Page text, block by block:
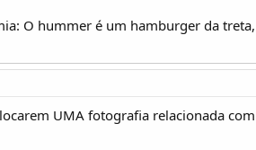
O hummer é um hamburger da
UMA fotografia relacionada